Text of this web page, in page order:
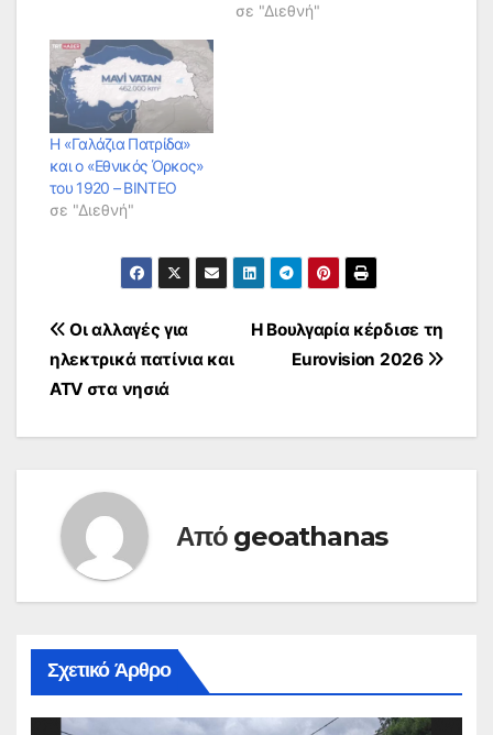
σε "Διεθνή"
Η «Γαλάζια Πατρίδα»
και ο «Εθνικός Όρκος»
του 1920 – ΒΙΝΤΕΟ
σε "Διεθνή"
Πλοήγηση
άρθρων
Η Βουλγαρία κέρδισε τη
Eurovision 2026
Οι αλλαγές για
ηλεκτρικά πατίνια και
ATV στα νησιά
Από geoathanas
Σχετικό Άρθρο